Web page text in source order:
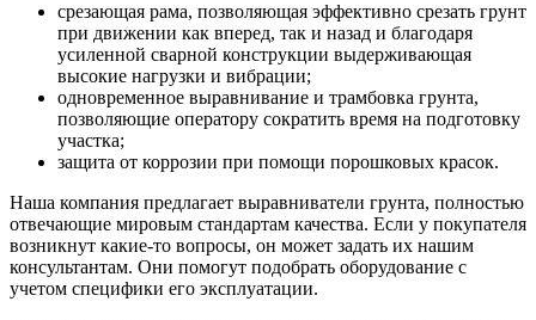
срезающая рама, позволяющая эффективно срезать грунт
при движении как вперед, так и назад и благодаря
усиленной сварной конструкции выдерживающая
высокие нагрузки и вибрации;
одновременное выравнивание и трамбовка грунта,
позволяющие оператору сократить время на подготовку
участка;
защита от коррозии при помощи порошковых красок.
Наша компания предлагает выравниватели грунта, полностью
отвечающие мировым стандартам качества. Если у покупателя
возникнут какие-то вопросы, он может задать их нашим
консультантам. Они помогут подобрать оборудование с
учетом специфики его эксплуатации.